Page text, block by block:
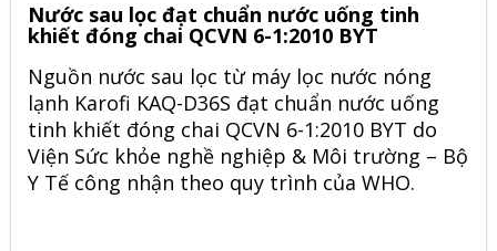
Nước sau lọc đạt chuẩn nước uống tinh
khiết đóng chai QCVN 6-1:2010 BYT
Nguồn nước sau lọc từ máy lọc nước nóng
lạnh Karofi KAQ-D36S đạt chuẩn nước uống
tinh khiết đóng chai QCVN 6-1:2010 BYT do
Viện Sức khỏe nghề nghiệp & Môi trường – Bộ
Y Tế công nhận theo quy trình của WHO.